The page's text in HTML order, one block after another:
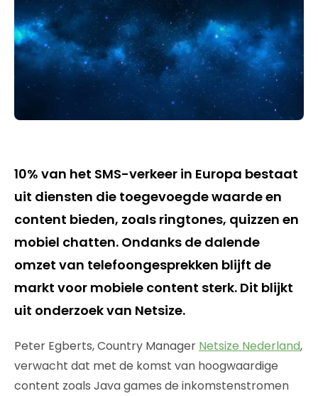
10% van het SMS-verkeer in Europa bestaat
uit diensten die toegevoegde waarde en
content bieden, zoals ringtones, quizzen en
mobiel chatten. Ondanks de dalende
omzet van telefoongesprekken blijft de
markt voor mobiele content sterk. Dit blijkt
uit onderzoek van Netsize.
Peter Egberts, Country Manager Netsize Nederland,
verwacht dat met de komst van hoogwaardige
content zoals Java games de inkomstenstromen